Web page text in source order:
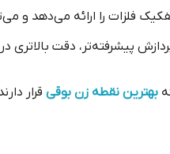
فلزات را ارائه می‌دهد و
پیشرفته‌تر، دقت
بهترین نقطه زن بوقی قرار